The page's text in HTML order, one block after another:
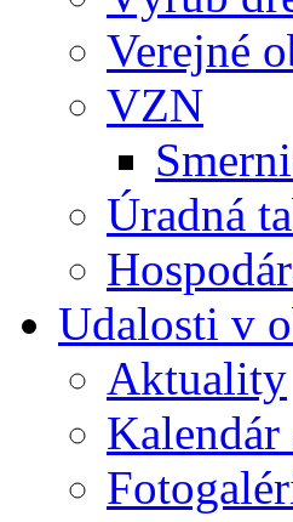
Verejné
VZN
Úradná
Udalosti v
Aktuality